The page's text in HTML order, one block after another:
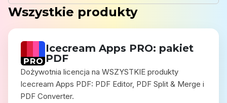
Wszystkie produkty
Icecream Apps PRO: pakiet
PDF
Dożywotnia licencja na WSZYSTKIE produkty
Icecream Apps PDF: PDF Editor, PDF Split & Merge i
PDF Converter.